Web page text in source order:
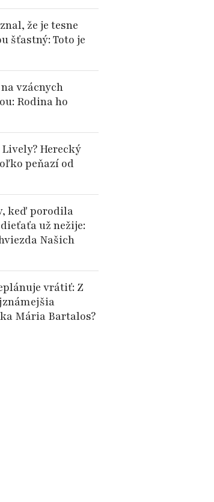
že je tesne
šťastný: Toto je
vzácnych
Rodina ho
Herecký
peňazí od
keď porodila
už nežije:
Našich
vrátiť: Z
Mária Bartalos?